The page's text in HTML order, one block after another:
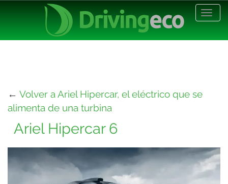
← Volver a Ariel Hipercar, el eléctrico que se
alimenta de una turbina
Ariel Hipercar 6